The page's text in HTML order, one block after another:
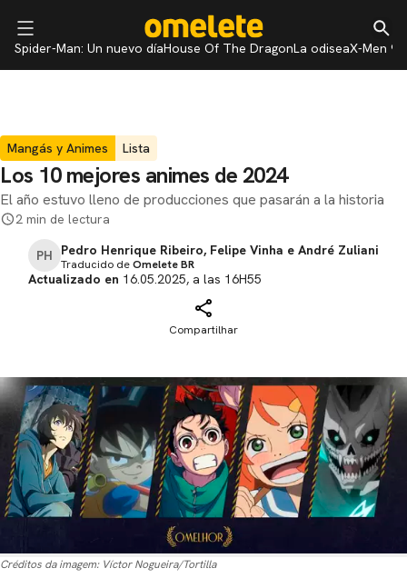
Spider-Man: Un nuevo díaHouse Of The DragonLa odiseaX-Men 97
Mangás y Animes Lista
Los 10 mejores animes de 2024
El año estuvo lleno de producciones que pasarán a la historia
2 min de lectura
PH Pedro Henrique Ribeiro, Felipe Vinha e André Zuliani
Traducido deOmelete BR
Actualizado en 16.05.2025, a las 16H55
Compartilhar
Créditos da imagem: Víctor Nogueira/Tortilla